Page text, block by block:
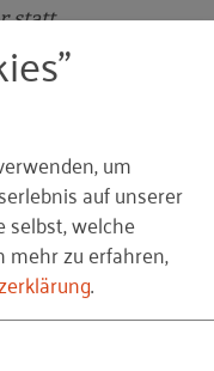
statt.
arbeiten an
dem Menschen
Berufskultur
Werten
sie ihre
technischer
Menschen
70 Prozent der
um
auf unserer
selbst, welche
mehr zu erfahren,
.